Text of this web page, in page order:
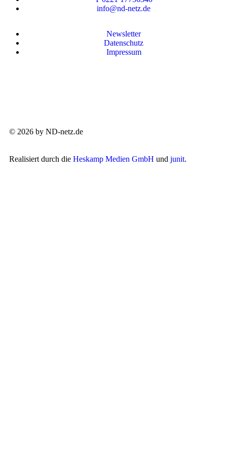
info@nd-netz.de
Newsletter
Datenschutz
Impressum
© 2026 by ND-netz.de
Realisiert durch die Heskamp Medien GmbH und junit.